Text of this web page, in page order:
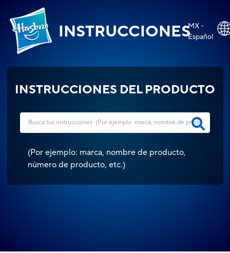
INSTRUCCIONESMX -
Español
INSTRUCCIONES DEL PRODUCTO
(Por ejemplo: marca, nombre de producto,
número de producto, etc.)